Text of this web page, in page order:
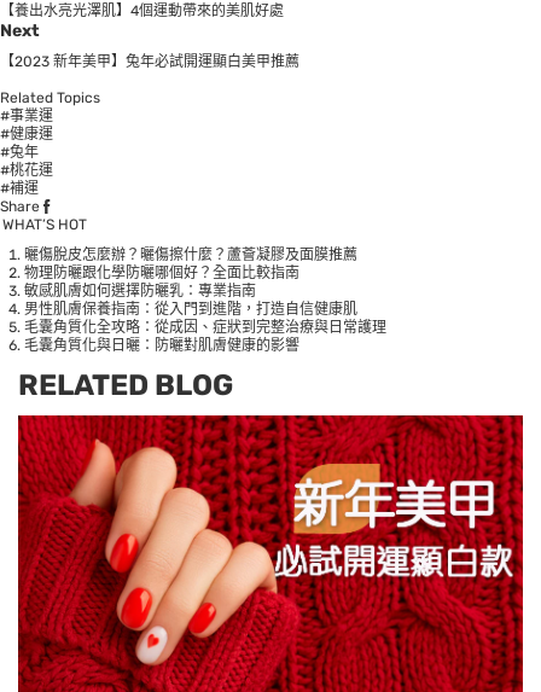
【養出水亮光澤肌】4個運動帶來的美肌好處
Next
【2023 新年美甲】兔年必試開運顯白美甲推薦
Related Topics
#事業運
#健康運
#兔年
#桃花運
#補運
Share
WHAT’S HOT
曬傷脫皮怎麼辦？曬傷擦什麼？蘆薈凝膠及面膜推薦
物理防曬跟化學防曬哪個好？全面比較指南
敏感肌膚如何選擇防曬乳：專業指南
男性肌膚保養指南：從入門到進階，打造自信健康肌
毛囊角質化全攻略：從成因、症狀到完整治療與日常護理
毛囊角質化與日曬：防曬對肌膚健康的影響
RELATED BLOG